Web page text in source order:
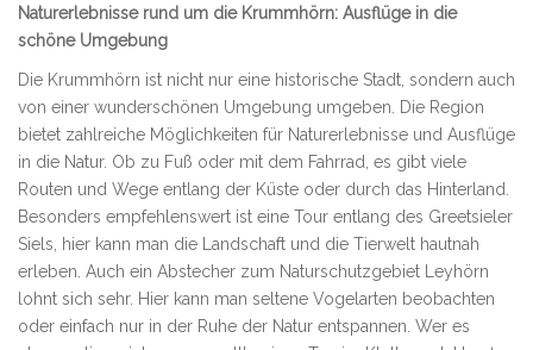
Naturerlebnisse rund um die Krummhörn: Ausflüge in die
schöne Umgebung
Die Krummhörn ist nicht nur eine historische Stadt, sondern auch
von einer wunderschönen Umgebung umgeben. Die Region
bietet zahlreiche Möglichkeiten für Naturerlebnisse und Ausflüge
in die Natur. Ob zu Fuß oder mit dem Fahrrad, es gibt viele
Routen und Wege entlang der Küste oder durch das Hinterland.
Besonders empfehlenswert ist eine Tour entlang des Greetsieler
Siels, hier kann man die Landschaft und die Tierwelt hautnah
erleben. Auch ein Abstecher zum Naturschutzgebiet Leyhörn
lohnt sich sehr. Hier kann man seltene Vogelarten beobachten
oder einfach nur in der Ruhe der Natur entspannen. Wer es